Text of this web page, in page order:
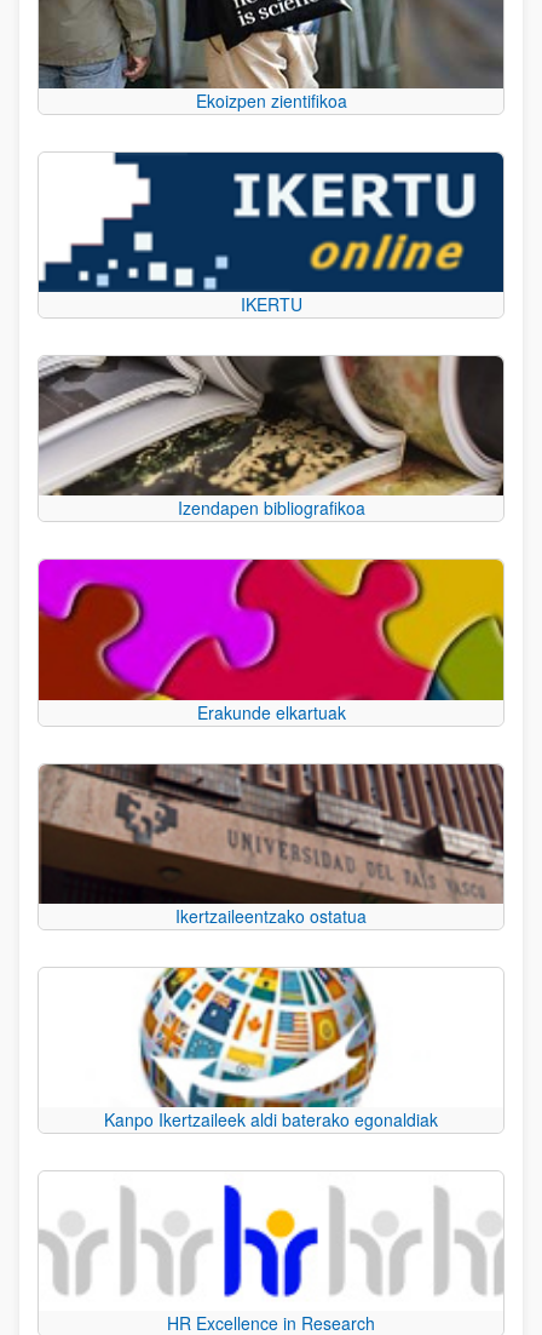
Ekoizpen zientifikoa
IKERTU
Izendapen bibliografikoa
Erakunde elkartuak
Ikertzaileentzako ostatua
Kanpo Ikertzaileek aldi baterako egonaldiak
HR Excellence in Research